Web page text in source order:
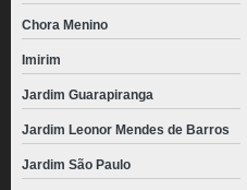
Chora Menino
Imirim
Jardim Guarapiranga
Jardim Leonor Mendes de Barros
Jardim São Paulo